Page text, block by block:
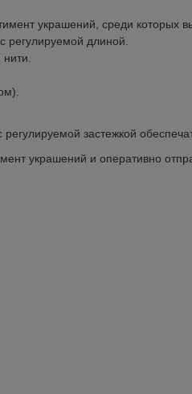
украшений, среди которых
регулируемой длиной.
застежкой обеспечат
украшений и оперативно